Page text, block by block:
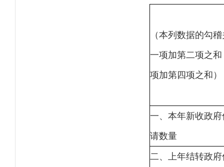
（本列数据的勾
一项加第二项之
项加第四项之和）
一、本年新收政
请数量
二、上年结转政